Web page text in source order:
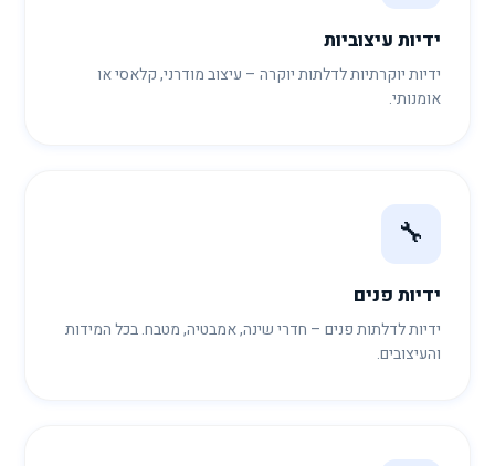
ידיות עיצוביות
ידיות יוקרתיות לדלתות יוקרה – עיצוב מודרני, קלאסי או
אומנותי.
🔧
ידיות פנים
ידיות לדלתות פנים – חדרי שינה, אמבטיה, מטבח. בכל המידות
והעיצובים.